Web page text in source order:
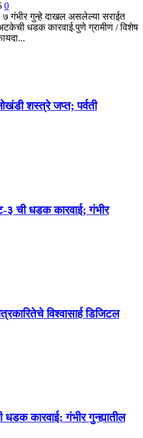
0
७ गंभीर गुन्हे दाखल असलेल्या सराईत
अटकेची धडक कारवाई. ​पुणे ग्रामीण / विशेष
शस्त्रे जप्त; पर्वती
३ ची धडक कारवाई; गंभीर
विश्वासार्ह डिजिटल
कारवाई: गंभीर गुन्ह्यातील